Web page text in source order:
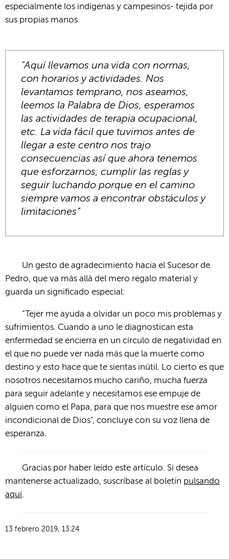
especialmente los indígenas y campesinos- tejida por
sus propias manos.
“Aquí llevamos una vida con normas,
con horarios y actividades. Nos
levantamos temprano, nos aseamos,
leemos la Palabra de Dios, esperamos
las actividades de terapia ocupacional,
etc. La vida fácil que tuvimos antes de
llegar a este centro nos trajo
consecuencias así que ahora tenemos
que esforzarnos, cumplir las reglas y
seguir luchando porque en el camino
siempre vamos a encontrar obstáculos y
limitaciones”
Un gesto de agradecimiento hacia el Sucesor de
Pedro, que va más allá del mero regalo material y
guarda un significado especial:
"Tejer me ayuda a olvidar un poco mis problemas y
sufrimientos. Cuando a uno le diagnostican esta
enfermedad se encierra en un círculo de negatividad en
el que no puede ver nada más que la muerte como
destino y esto hace que te sientas inútil. Lo cierto es que
nosotros necesitamos mucho cariño, mucha fuerza
para seguir adelante y necesitamos ese empuje de
alguien como el Papa, para que nos muestre ese amor
incondicional de Dios", concluye con su voz llena de
esperanza.
Gracias por haber leído este artículo. Si desea
mantenerse actualizado, suscríbase al boletín pulsando
aquí.
13 febrero 2019, 13:24